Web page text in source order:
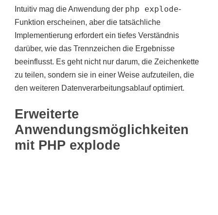
Intuitiv mag die Anwendung der php explode-
Funktion erscheinen, aber die tatsächliche
Implementierung erfordert ein tiefes Verständnis
darüber, wie das Trennzeichen die Ergebnisse
beeinflusst. Es geht nicht nur darum, die Zeichenkette
zu teilen, sondern sie in einer Weise aufzuteilen, die
den weiteren Datenverarbeitungsablauf optimiert.
Erweiterte
Anwendungsmöglichkeiten
mit PHP explode